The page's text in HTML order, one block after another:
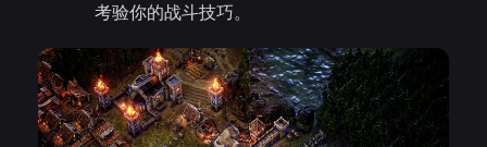
考验你的战斗技巧。